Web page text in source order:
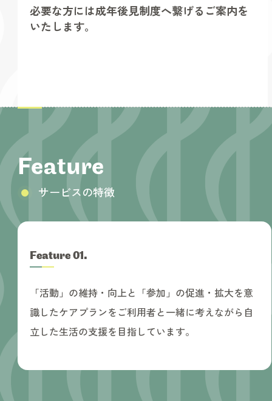
必要な方には成年後見制度へ繋げるご案内を
いたします。
Feature
サービスの特徴
Feature 0 .
「活動」の維持・向上と「参加」の促進・拡大を意
識したケアプランをご利用者と一緒に考えながら自
立した生活の支援を目指しています。